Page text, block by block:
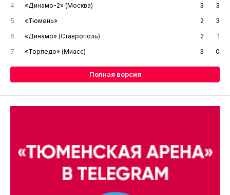
4
«Динамо-2» (Москва) 3
3
5
«Тюмень» 2
3
6
«Динамо» (Ставрополь) 2
1
7
«Торпедо» (Миасс) 3 0
Полная версия